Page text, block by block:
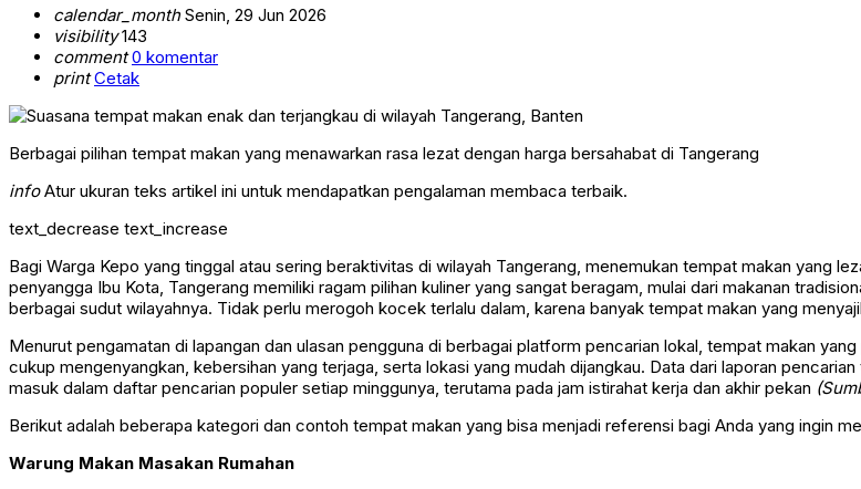
calendar_monthSenin, 29 Jun 2026
visibility143
comment 0 komentar
print Cetak
Berbagai pilihan tempat makan yang menawarkan rasa lezat dengan harga bersahabat di Tangerang
infoAtur ukuran teks artikel ini untuk mendapatkan pengalaman membaca terbaik.
text_decrease text_increase
Bagi Warga Kepo yang tinggal atau sering beraktivitas di wilayah Tangerang, menemukan tempat makan yang
penyangga Ibu Kota, Tangerang memiliki ragam pilihan kuliner yang sangat beragam, mulai dari makanan
berbagai sudut wilayahnya. Tidak perlu merogoh kocek terlalu dalam, karena banyak tempat makan yang
Menurut pengamatan di lapangan dan ulasan pengguna di berbagai platform pencarian lokal, tempat makan
cukup mengenyangkan, kebersihan yang terjaga, serta lokasi yang mudah dijangkau. Data dari laporan
masuk dalam daftar pencarian populer setiap minggunya, terutama pada jam istirahat kerja dan akhir pekan
Berikut adalah beberapa kategori dan contoh tempat makan yang bisa menjadi referensi bagi Anda yang ingin
Warung Makan Masakan Rumahan